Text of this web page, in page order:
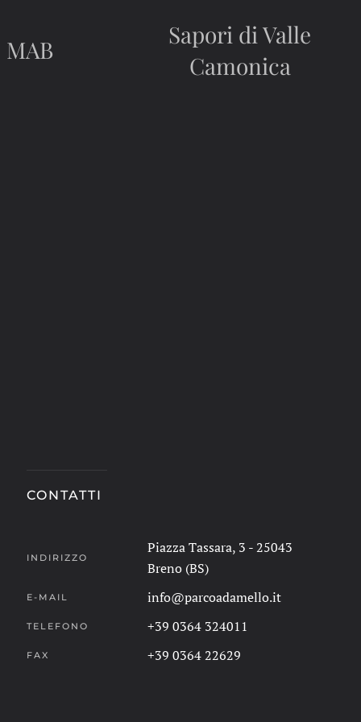
MAB
Sapori di Valle
Camonica
CONTATTI
INDIRIZZO
Piazza Tassara, 3 - 25043
Breno (BS)
E-MAIL info@parcoadamello.it
TELEFONO +39 0364 324011
FAX +39 0364 22629